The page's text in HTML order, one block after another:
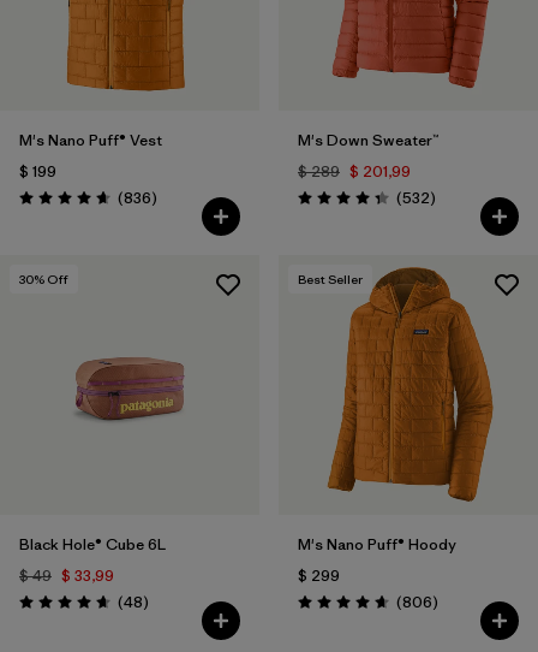
M's Nano Puff® Vest
$ 199
Valoración: 4.7 / 5
(836Comentarios
)
M's Down Sweater™
$ 289 $ 201,99
Valoración: 4.4 / 5
(532Comentarios
)
30% Off
Black Hole® Cube 6L
$ 49 $ 33,99
Valoración: 4.7 / 5
(48Comentarios
)
Best Seller
M's Nano Puff® Hoody
$ 299
Valoración: 4.6 / 5
(806Comentarios
)